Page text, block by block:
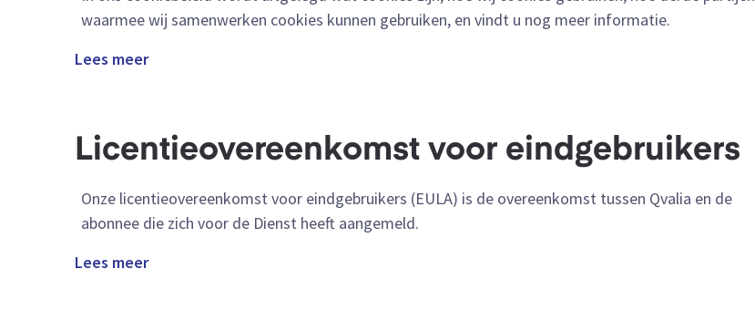
waarmee wij samenwerken cookies kunnen gebruiken, en vindt u nog meer informatie.
Lees meer
Licentieovereenkomst voor eindgebruikers
Onze licentieovereenkomst voor eindgebruikers (EULA) is de overeenkomst tussen Qvalia en de
abonnee die zich voor de Dienst heeft aangemeld.
Lees meer